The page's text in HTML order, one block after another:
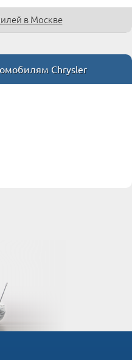
в Москве
Chrysler